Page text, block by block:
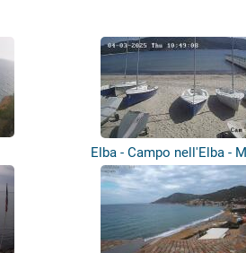
Elba - Campo nell'Elba -
Campo